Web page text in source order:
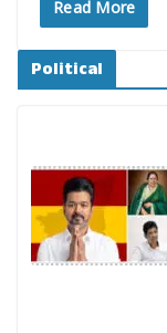
at
s
A
p
c
b
o
k
Read More
Political